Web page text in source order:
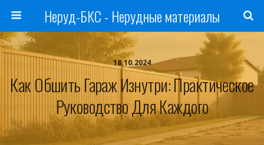
Неруд-БКС - Нерудные материалы
18.10.2024
Как Обшить Гараж Изнутри: Практическое
Руководство Для Каждого